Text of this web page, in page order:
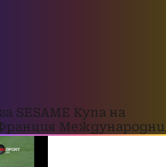
SESAME Купа на
Международни